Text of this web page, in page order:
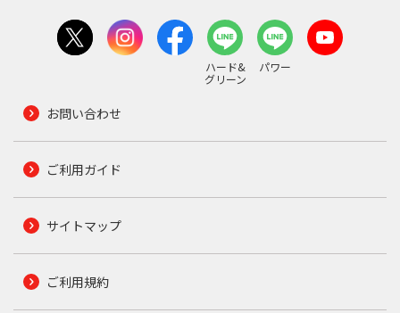
ハード&
グリーン
パワー
お問い合わせ
ご利用ガイド
サイトマップ
ご利用規約